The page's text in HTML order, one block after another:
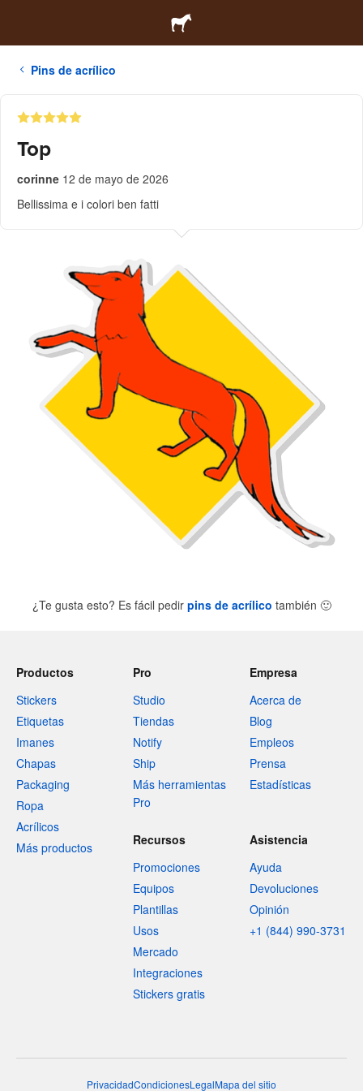
Pins de acrílico
Top
corinne 12 de mayo de 2026
Bellissima e i colori ben fatti
¿Te gusta esto? Es fácil pedir pins de acrílico también 🙂
Productos
Stickers
Etiquetas
Imanes
Chapas
Packaging
Ropa
Acrílicos
Más productos
Pro
Studio
Tiendas
Notify
Ship
Más herramientas
Pro
Empresa
Acerca de
Blog
Empleos
Prensa
Estadísticas
Recursos
Promociones
Equipos
Plantillas
Usos
Mercado
Integraciones
Stickers gratis
Asistencia
Ayuda
Devoluciones
Opinión
+1 (844) 990-3731
PrivacidadCondicionesLegalMapa del sitio